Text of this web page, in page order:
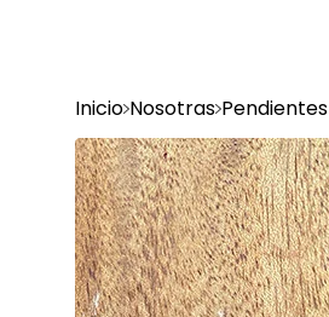
Inicio Nosotras Pendientes